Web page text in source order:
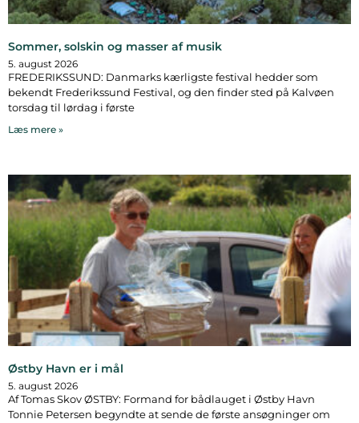
Sommer, solskin og masser af musik
5. august 2026
FREDERIKSSUND: Danmarks kærligste festival hedder som
bekendt Frederikssund Festival, og den finder sted på Kalvøen
torsdag til lørdag i første
Læs mere »
Østby Havn er i mål
5. august 2026
Af Tomas Skov ØSTBY: Formand for bådlauget i Østby Havn
Tonnie Petersen begyndte at sende de første ansøgninger om